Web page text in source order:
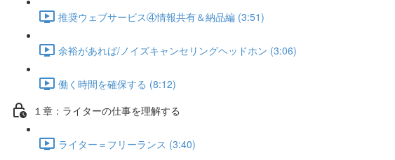
推奨ウェブサービス④情報共有＆納品編 (3:51)
余裕があれば/ノイズキャンセリングヘッドホン (3:06)
働く時間を確保する (8:12)
１章：ライターの仕事を理解する
ライター＝フリーランス (3:40)